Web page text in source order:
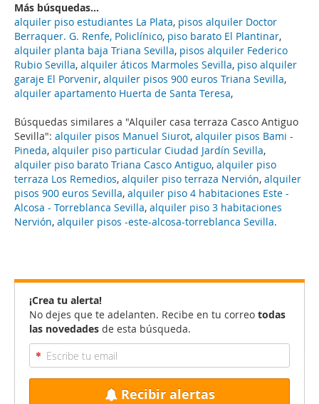
Búsquedas similares a "Alquiler casa terraza Casco Antiguo
Sevilla": alquiler pisos Manuel Siurot, alquiler pisos Bami -
Pineda, alquiler piso particular Ciudad Jardín Sevilla,
alquiler piso barato Triana Casco Antiguo, alquiler piso
terraza Los Remedios, alquiler piso terraza Nervión, alquiler
pisos 900 euros Sevilla, alquiler piso 4 habitaciones Este -
Alcosa - Torreblanca Sevilla, alquiler piso 3 habitaciones
Nervión, alquiler pisos -este-alcosa-torreblanca Sevilla.
Más búsquedas...
alquiler piso estudiantes La Plata, pisos alquiler Doctor
Berraquer. G. Renfe, Policlínico, piso barato El Plantinar,
alquiler planta baja Triana Sevilla, pisos alquiler Federico
Rubio Sevilla, alquiler áticos Marmoles Sevilla, piso alquiler
garaje El Porvenir, alquiler pisos 900 euros Triana Sevilla,
alquiler apartamento Huerta de Santa Teresa,
¡Crea tu alerta!
No dejes que te adelanten. Recibe en tu correo todas
las novedades de esta búsqueda.
Recibir alertas